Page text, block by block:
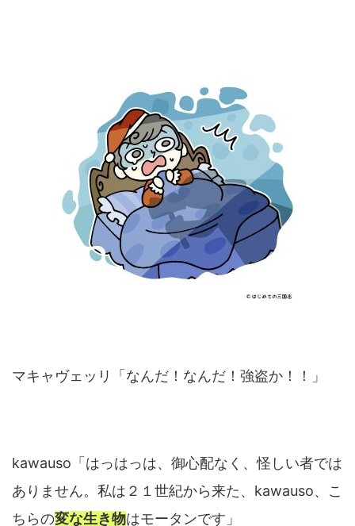
マキャヴェッリ「なんだ！なんだ！強盗か！！」
kawauso「はっはっは、御心配なく、怪しい者では
ありません。私は２１世紀から来た、kawauso、こ
ちらの変な生き物はモータンです」